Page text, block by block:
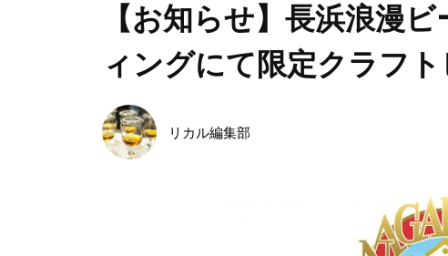
【お知らせ】長浜浪漫
ィングにて限定クラフ
リカル編集部